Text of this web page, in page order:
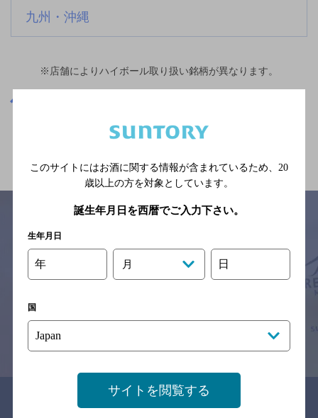
九州・沖縄
※店舗によりハイボール取り扱い銘柄が異なります。
関連ページ
サイトマップ ご意見・ご感想 利用規約
関連リンク
このサイトにはお酒に関する情報が含まれているため、 20
歳以上の方を対象としています。
誕生年月日を西暦でご入力下さい。
生年月日
年 月 日
国
サイトを閲覧する